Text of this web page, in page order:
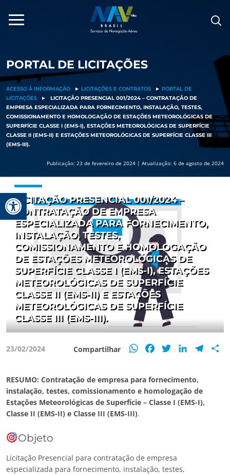
Barra de Ferramentas Aberta
para
PORTAL DE LICITAÇÕES
ACESSO À INFORMAÇÃO ► LICITAÇÕES E CONTRATOS ► PORTAL DE
LICITAÇÕES
►
LICITAÇÃO PRESENCIAL 001/2024 – CONTRATAÇÃO DE
EMPRESA ESPECIALIZADA PARA FORNECIMENTO, INSTALAÇÃO, TESTES,
COMISSIONAMENTO E HOMOLOGAÇÃO DE ESTAÇÕES METEOROLÓGICAS DE
SUPERFÍCIE CLASSE I (EMS-I), ESTAÇÕES METEOROLÓGICAS DE SUPERFÍCIE
CLASSE II (EMS-II) E ESTAÇÕES METEOROLÓGICAS DE SUPERFÍCIE CLASSE III
(EMS-III).
Publicação: 23 de fevereiro de 2024 | Atualização: 6 de agosto de 2024
LICITAÇÃO PRESENCIAL 001/2024 –
CONTRATAÇÃO DE EMPRESA
ESPECIALIZADA PARA FORNECIMENTO,
INSTALAÇÃO, TESTES,
COMISSIONAMENTO E HOMOLOGAÇÃO
DE ESTAÇÕES METEOROLÓGICAS DE
SUPERFÍCIE CLASSE I (EMS-I), ESTAÇÕES
METEOROLÓGICAS DE SUPERFÍCIE
CLASSE II (EMS-II) E ESTAÇÕES
METEOROLÓGICAS DE SUPERFÍCIE
CLASSE III (EMS-III).
23/02/2024 Compartilhar WhatsApp
FacebookTwitterLinkedIn
RESUMO: Contratação de empresa para fornecimento,
instalação, testes, comissionamento e homologação de
Estações Meteorológicas de Superfície – Classe I (EMS-I),
Classe II (EMS-II) e Classe III (EMS-III).
Objeto
Licitação Presencial para contratação de empresa
especializada para fornecimento, instalação, testes,